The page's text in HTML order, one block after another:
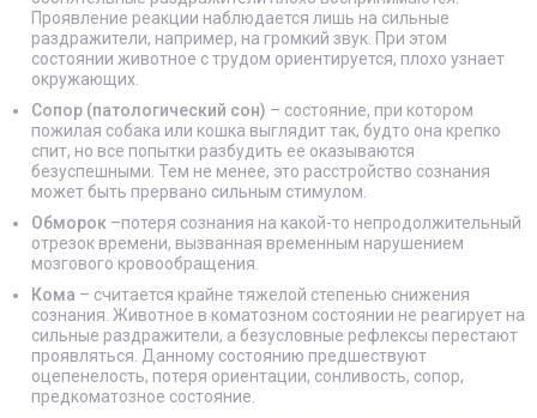
Проявление реакции наблюдается лишь на сильные
раздражители, например, на громкий звук. При этом
состоянии животное с трудом ориентируется, плохо узнает
окружающих.
Сопор (патологический сон) – состояние, при котором
пожилая собака или кошка выглядит так, будто она крепко
спит, но все попытки разбудить ее оказываются
безуспешными. Тем не менее, это расстройство сознания
может быть прервано сильным стимулом.
Обморок –потеря сознания на какой-то непродолжительный
отрезок времени, вызванная временным нарушением
мозгового кровообращения.
Кома – считается крайне тяжелой степенью снижения
сознания. Животное в коматозном состоянии не реагирует на
сильные раздражители, а безусловные рефлексы перестают
проявляться. Данному состоянию предшествуют
оцепенелость, потеря ориентации, сонливость, сопор,
предкоматозное состояние.